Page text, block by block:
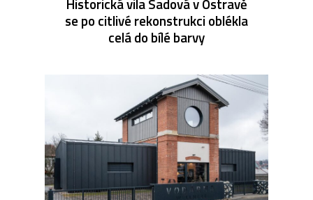
se po citlivé rekonstrukci oblékla
celá do bílé barvy